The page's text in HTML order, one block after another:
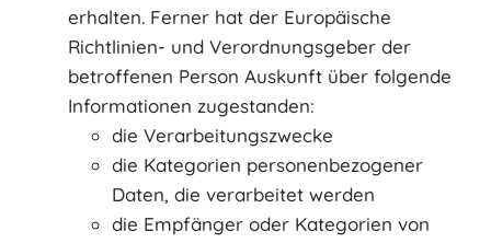
erhalten. Ferner hat der Europäische
Richtlinien- und Verordnungsgeber der
betroffenen Person Auskunft über folgende
Informationen zugestanden:
die Verarbeitungszwecke
die Kategorien personenbezogener
Daten, die verarbeitet werden
die Empfänger oder Kategorien von